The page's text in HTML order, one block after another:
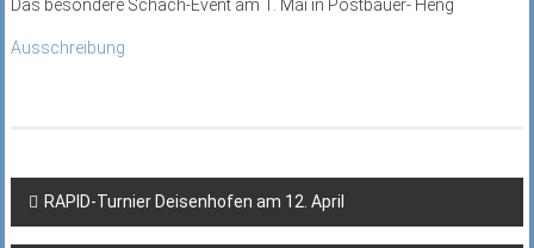
Das besondere Schach-Event am 1. Mai in Postbauer- Heng
Ausschreibung
Beitragsnavigation
RAPID-Turnier Deisenhofen am 12. April